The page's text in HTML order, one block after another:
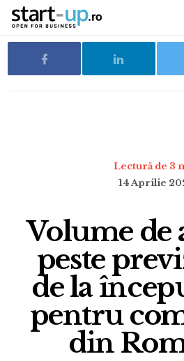
Lectură de 3
14 Aprilie
Volume de
peste
de la
pentru
din